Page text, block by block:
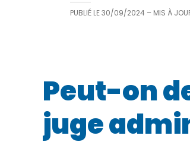
PUBLIÉ LE30/09/2024 – MIS À
Peut-on
juge